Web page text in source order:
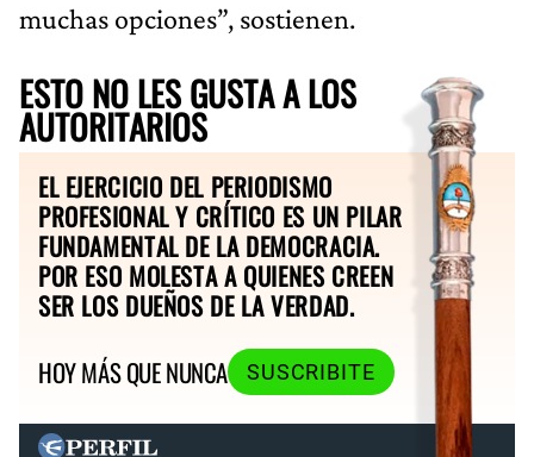
muchas opciones”, sostienen.
ESTO NO LES GUSTA A LOS
AUTORITARIOS
EL EJERCICIO DEL PERIODISMO
PROFESIONAL Y CRÍTICO ES UN PILAR
FUNDAMENTAL DE LA DEMOCRACIA.
POR ESO MOLESTA A QUIENES CREEN
SER LOS DUEÑOS DE LA VERDAD.
HOY MÁS QUE NUNCA
SUSCRIBITE